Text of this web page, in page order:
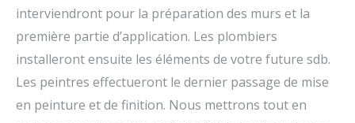
interviendront pour la préparation des murs et la
première partie d’application. Les plombiers
installeront ensuite les éléments de votre future sdb.
Les peintres effectueront le dernier passage de mise
en peinture et de finition. Nous mettrons tout en